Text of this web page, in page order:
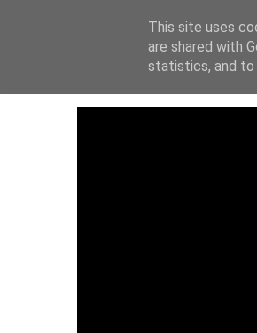
This site uses
are shared with
statistics, and to